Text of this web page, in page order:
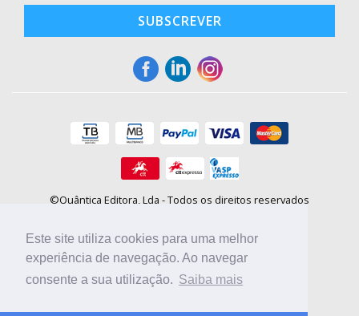
Este site utiliza cookies para uma melhor
experiência de navegação. Ao navegar
consente a sua utilização. Saiba mais
SUBSCREVER
©Quântica Editora, Lda - Todos os direitos reservados
E-mail: info@booki.pt
Tel.: +351 220 104 872(custo de chamada para a rede fixa